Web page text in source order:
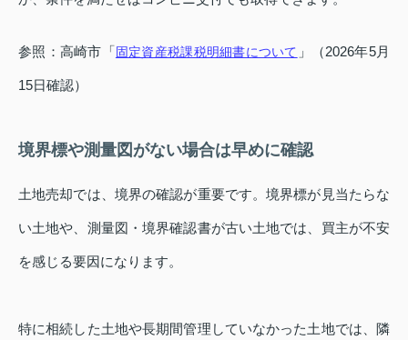
参照：高崎市「固定資産税課税明細書について 」（2026年5月
15日確認）
境界標や測量図がない場合は早めに確認
土地売却では、境界の確認が重要です。境界標が見当たらな
い土地や、測量図・境界確認書が古い土地では、買主が不安
を感じる要因になります。
特に相続した土地や長期間管理していなかった土地では、隣